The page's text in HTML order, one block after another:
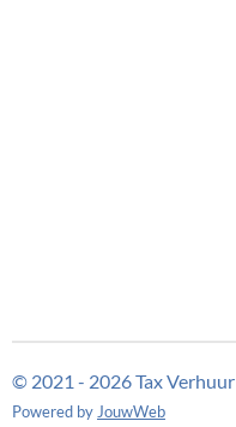
© 2021 - 2026 Tax Verhuur
Powered by JouwWeb